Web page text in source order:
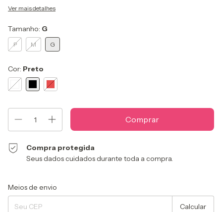
Ver mais detalhes
Tamanho: G
P M G
Cor: Preto
Compra protegida
Seus dados cuidados durante toda a compra.
Entregas para o CEP:
Meios de envio
Calcular